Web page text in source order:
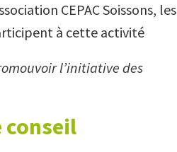
CEPAC Soissons, les
à cette activité
l’initiative des
conseil